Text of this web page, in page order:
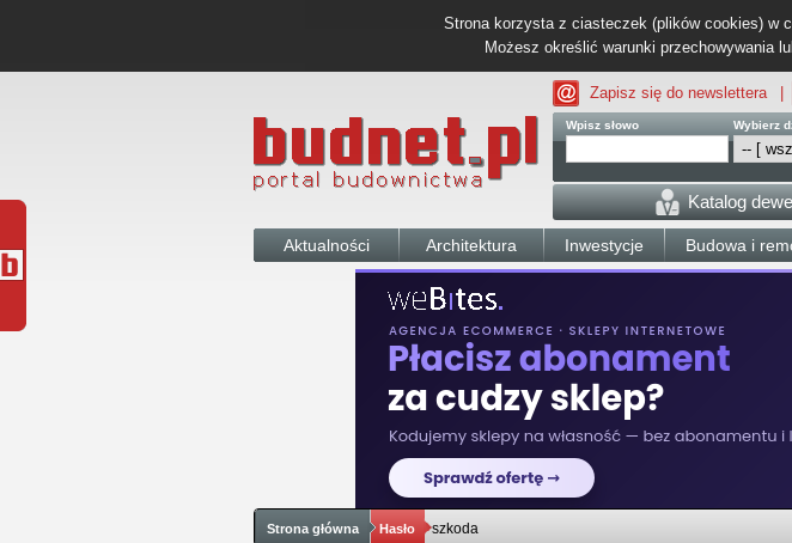
Strona korzysta z ciasteczek (plików cookies) w
Możesz określić warunki przechowywania
Zapisz się do newslettera
Wpisz słowo Wybierz
Katalog
Aktualności Architektura Inwestycje Budowa i
Strona główna Hasło szkoda